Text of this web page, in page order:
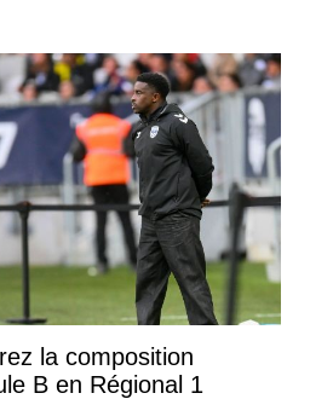
la composition
B en Régional 1